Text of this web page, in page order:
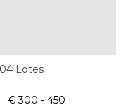
Lotes
€ 300 - 450